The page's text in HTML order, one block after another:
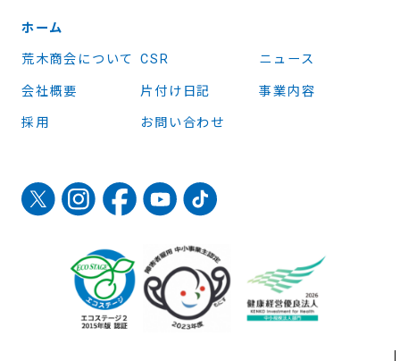
ホーム
荒木商会について CSR ニュース
会社概要 片付け日記 事業内容
採用 お問い合わせ